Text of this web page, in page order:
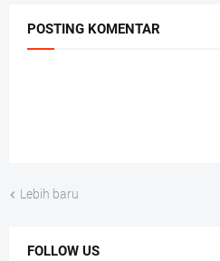
POSTING KOMENTAR
Lebih baru
FOLLOW US